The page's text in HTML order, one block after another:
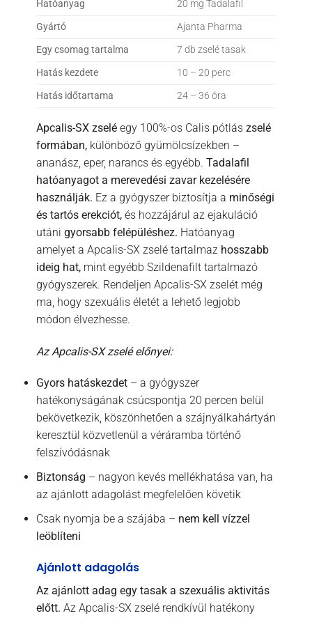
Hatóanyag
20 mg Tadalafil
Gyártó
Ajanta Pharma
Egy csomag tartalma
7 db zselé tasak
Hatás kezdete
10 – 20 perc
Hatás időtartama
24 – 36 óra
Apcalis-SX zseléegy 100%-os Calis pótlás zselé
formában,különböző gyümölcsízekben –
ananász, eper, narancs és egyébb. Tadalafil
hatóanyagot a merevedési zavar kezelésére
használják. Ez a gyógyszer biztosítja a minőségi
és tartós erekciót,és hozzájárul az ejakuláció
utáni gyorsabb felépüléshez. Hatóanyag
amelyet a Apcalis-SX zselé tartalmaz hosszabb
ideig hat,mint egyébb Szildenafilt tartalmazó
gyógyszerek. Rendeljen Apcalis-SX zselét még
ma, hogy szexuális életét a lehető legjobb
módon élvezhesse.
Az Apcalis-SX zselé előnyei:
Gyors hatáskezdet – a gyógyszer
hatékonyságának csúcspontja 20 percen belül
bekövetkezik, köszönhetően a szájnyálkahártyán
keresztül közvetlenül a véráramba történő
felszívódásnak
Biztonság – nagyon kevés mellékhatása van, ha
az ajánlott adagolást megfelelően követik
Csak nyomja be a szájába – nem kell vízzel
leöblíteni
Ajánlott adagolás
Az ajánlott adag egy tasak a szexuális aktivitás
előtt. Az Apcalis-SX zselé rendkívül hatékony